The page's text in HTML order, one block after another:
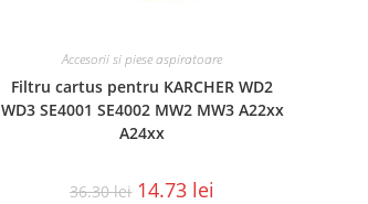
Accesorii si piese aspiratoare
Filtru cartus pentru KARCHER WD2
WD3 SE4001 SE4002 MW2 MW3 A22xx
A24xx
36.30lei 14.73 lei